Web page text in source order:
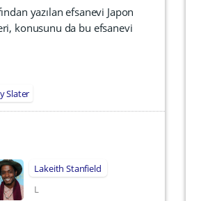
yazılan efsanevi Japon
konusunu da bu efsanevi
Slater
Lakeith Stanfield
L